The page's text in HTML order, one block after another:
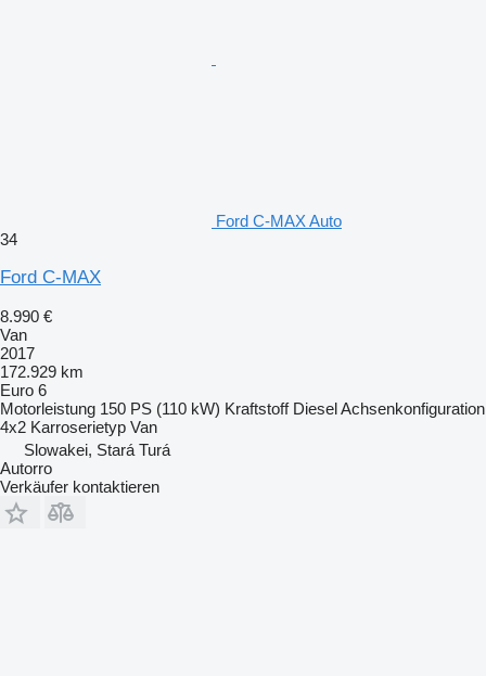
Ford C-MAX Auto
34
Ford C-MAX
8.990 €
Van
2017
172.929 km
Euro 6
Motorleistung 150 PS (110 kW) Kraftstoff DieselAchsenkonfiguration
4x2 Karroserietyp Van
Slowakei, Stará Turá
Autorro
Verkäufer kontaktieren